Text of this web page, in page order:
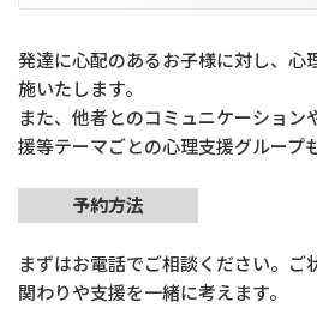
発達に心配のあるお子様に対し、心
施いたします。
また、他者とのコミュニケーション
援等テーマごとの心理支援グループ
予約方法
まずはお電話でご相談ください。ご
関わりや支援を一緒に考えます。